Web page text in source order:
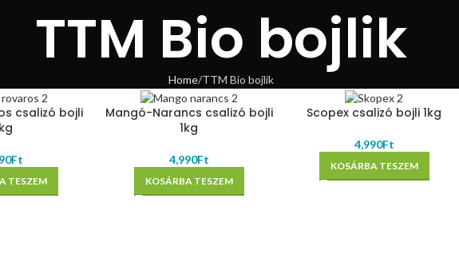
TTM Bio bojlik
Home TTM Bio bojlik
csalizó bojli
Ft
TESZEM
Mangó-Narancs csalizó bojli
1kg
4,990Ft
KOSÁRBA TESZEM
Scopex csalizó bojli 1kg
4,990Ft
KOSÁRBA TESZEM